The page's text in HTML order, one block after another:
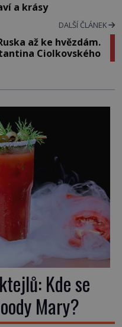
a krásy
DALŠÍ ČLÁNEK
až ke hvězdám.
Ciolkovského
Kde se
Mary?